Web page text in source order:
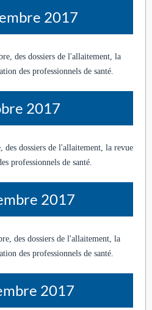
2017
des dossiers de l'allaitement, la
des professionnels de santé.
2017
des dossiers de l'allaitement, la revue
professionnels de santé.
2017
des dossiers de l'allaitement, la
des professionnels de santé.
2017